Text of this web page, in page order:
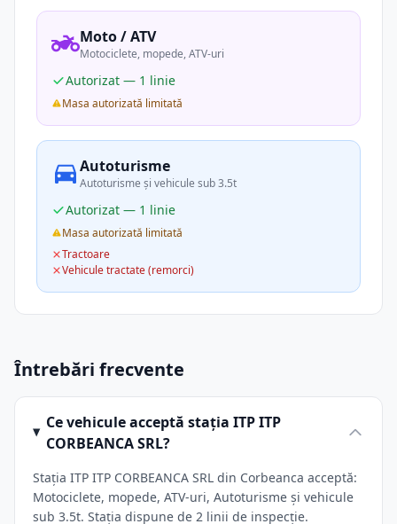
Moto / ATV
Motociclete, mopede, ATV-uri
Autorizat — 1 linie
Masa autorizată limitată
Autoturisme
Autoturisme și vehicule sub 3.5t
Autorizat — 1 linie
Masa autorizată limitată
Tractoare
Vehicule tractate (remorci)
Întrebări frecvente
Ce vehicule acceptă stația ITP ITP
CORBEANCA SRL?
Stația ITP ITP CORBEANCA SRL din Corbeanca acceptă:
Motociclete, mopede, ATV-uri, Autoturisme și vehicule
sub 3.5t. Stația dispune de 2 linii de inspecție.